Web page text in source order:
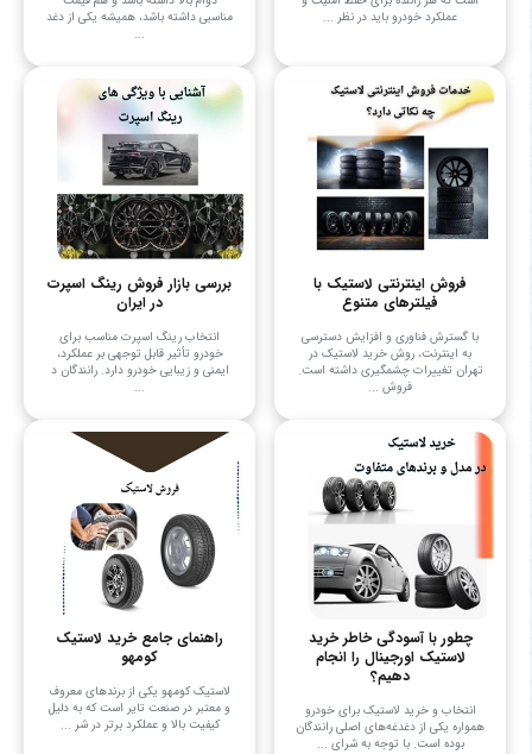
عملکرد خودرو باید در نظر ...
مناسبی داشته باشد، همیشه یکی از دغد
...
فروش اینترنتی لاستیک با
فیلترهای متنوع
با گسترش فناوری و افزایش دسترسی
به اینترنت، روش خرید لاستیک در
تهران تغییرات چشمگیری داشته است.
فروش ...
بررسی بازار فروش رینگ اسپرت
در ایران
انتخاب رینگ اسپرت مناسب برای
خودرو تأثیر قابل توجهی بر عملکرد،
ایمنی و زیبایی خودرو دارد. رانندگان د
...
چطور با آسودگی خاطر خرید
لاستیک اورجینال را انجام
دهیم؟
انتخاب و خرید لاستیک برای خودرو
همواره یکی از دغدغه‌های اصلی رانندگان
بوده است. با توجه به شرای ...
راهنمای جامع خرید لاستیک
کومهو
لاستیک کومهو یکی از برندهای معروف
و معتبر در صنعت تایر است که به دلیل
کیفیت بالا و عملکرد برتر در شر ...